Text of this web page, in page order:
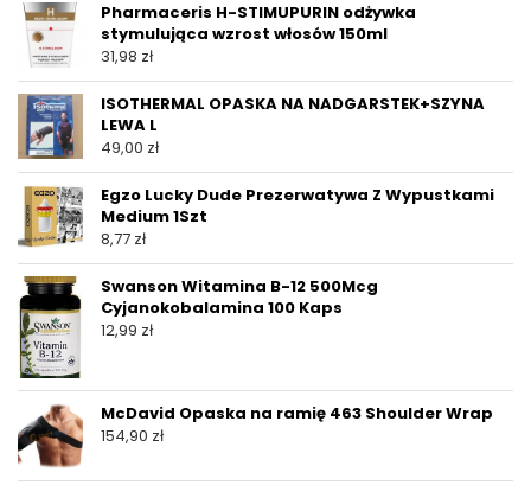
Pharmaceris H-STIMUPURIN odżywka
stymulująca wzrost włosów 150ml
31,98 zł
ISOTHERMAL OPASKA NA NADGARSTEK+SZYNA
LEWA L
49,00 zł
Egzo Lucky Dude Prezerwatywa Z Wypustkami
Medium 1Szt
8,77 zł
Swanson Witamina B-12 500Mcg
Cyjanokobalamina 100 Kaps
12,99 zł
McDavid Opaska na ramię 463 Shoulder Wrap
154,90 zł